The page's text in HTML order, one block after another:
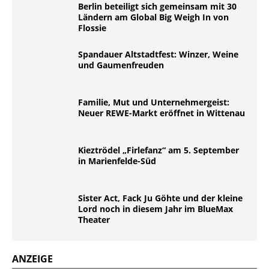
Berlin beteiligt sich gemeinsam mit 30
Ländern am Global Big Weigh In von
Flossie
Spandauer Altstadtfest: Winzer, Weine
und Gaumenfreuden
Familie, Mut und Unternehmergeist:
Neuer REWE-Markt eröffnet in Wittenau
Kieztrödel „Firlefanz“ am 5. September
in Marienfelde-Süd
Sister Act, Fack Ju Göhte und der kleine
Lord noch in diesem Jahr im BlueMax
Theater
ANZEIGE